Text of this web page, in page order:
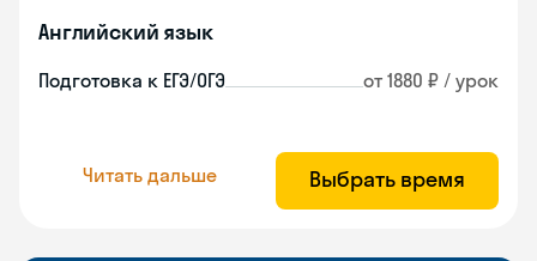
Английский язык
Подготовка к ЕГЭ/ОГЭ от 1880 ₽ / урок
Читать дальше Выбрать время